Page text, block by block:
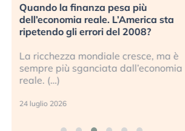
Quando la finanza pesa più
dell’economia reale. L’America sta
ripetendo gli errori del 2008?
La ricchezza mondiale cresce, ma è
sempre più sganciata dall’economia
reale. (…)
24 luglio 2026